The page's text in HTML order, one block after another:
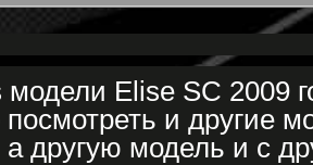
Elise SC 2009
и другие
другую модель и с